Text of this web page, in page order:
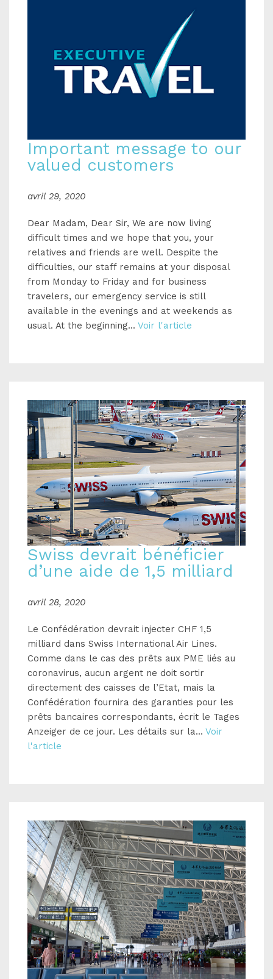
Important message to our
valued customers
avril 29, 2020
Dear Madam, Dear Sir, We are now living
difficult times and we hope that you, your
relatives and friends are well. Despite the
difficulties, our staff remains at your disposal
from Monday to Friday and for business
travelers, our emergency service is still
available in the evenings and at weekends as
usual. At the beginning... Voir l'article
Swiss devrait bénéficier
d’une aide de 1,5 milliard
avril 28, 2020
Le Confédération devrait injecter CHF 1,5
milliard dans Swiss International Air Lines.
Comme dans le cas des prêts aux PME liés au
coronavirus, aucun argent ne doit sortir
directement des caisses de l’Etat, mais la
Confédération fournira des garanties pour les
prêts bancaires correspondants, écrit le Tages
Anzeiger de ce jour. Les détails sur la... Voir
l'article